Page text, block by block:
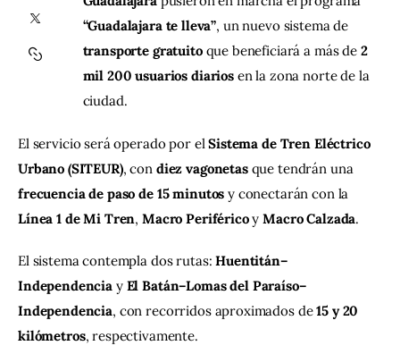
Contacto
“Guadalajara te lleva”, un nuevo sistema de
transporte gratuito que beneficiará a más de 2
mil 200 usuarios diarios en la zona norte de la
ciudad.
El servicio será operado por el Sistema de Tren Eléctrico
Urbano (SITEUR), con diez vagonetas que tendrán una
frecuencia de paso de 15 minutos y conectarán con la
Línea 1 de Mi Tren, Macro Periférico y Macro Calzada.
El sistema contempla dos rutas: Huentitán–
Independencia y El Batán–Lomas del Paraíso–
Independencia, con recorridos aproximados de 15 y 20
kilómetros, respectivamente.